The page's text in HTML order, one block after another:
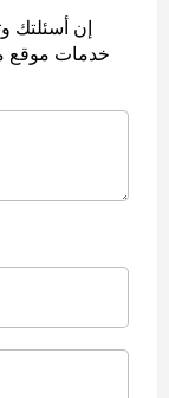
إن أسئلتك
خدمات موقع